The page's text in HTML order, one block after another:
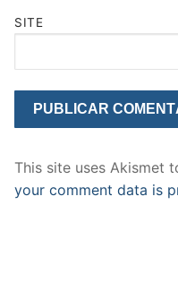
SITE
This site uses Akismet
your comment data is